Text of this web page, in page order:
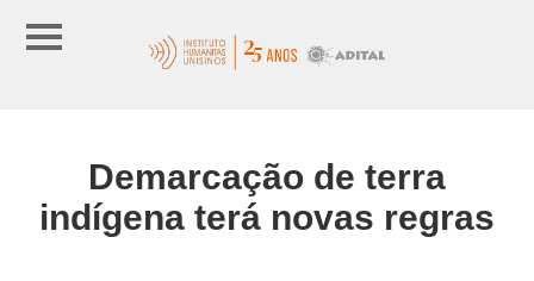
Demarcação de terra
indígena terá novas regras